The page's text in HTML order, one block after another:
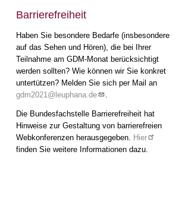
Barrierefreiheit
Haben Sie besondere Bedarfe (insbesondere
auf das Sehen und Hören), die bei Ihrer
Teilnahme am GDM-Monat berücksichtigt
werden sollten? Wie können wir Sie konkret
untertützen? Melden Sie sich per Mail an
gdm2021@leuphana.de
.
Die Bundesfachstelle Barrierefreiheit hat
Hinweise zur Gestaltung von barrierefreien
Webkonferenzen herausgegeben. Hier
finden Sie weitere Informationen dazu.